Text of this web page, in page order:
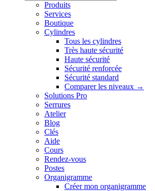
Produits
Services
Boutique
Cylindres
Tous les cylindres
Très haute sécurité
Haute sécurité
Sécurité renforcée
Sécurité standard
Comparer les niveaux →
Solutions Pro
Serrures
Atelier
Blog
Clés
Aide
Cours
Rendez-vous
Postes
Organigramme
Créer mon organigramme